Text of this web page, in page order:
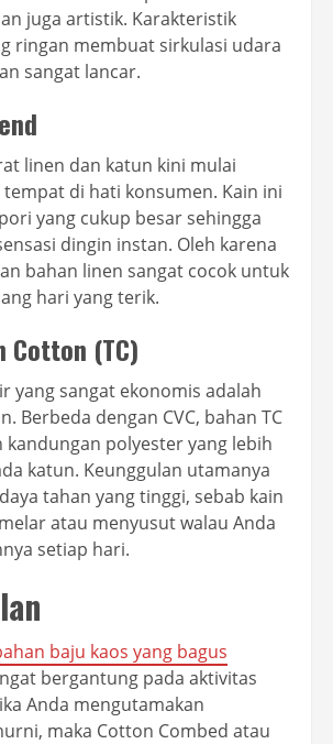
juga artistik. Karakteristik
ringan membuat sirkulasi udara
sangat lancar.
linen dan katun kini mulai
di hati konsumen. Kain ini
yang cukup besar sehingga
dingin instan. Oleh karena
bahan linen sangat cocok untuk
hari yang terik.
Cotton (TC)
yang sangat ekonomis adalah
Berbeda dengan CVC, bahan TC
kandungan polyester yang lebih
katun. Keunggulan utamanya
tahan yang tinggi, sebab kain
atau menyusut walau Anda
setiap hari.
baju kaos yang bagus
bergantung pada aktivitas
Anda mengutamakan
maka Cotton Combed atau